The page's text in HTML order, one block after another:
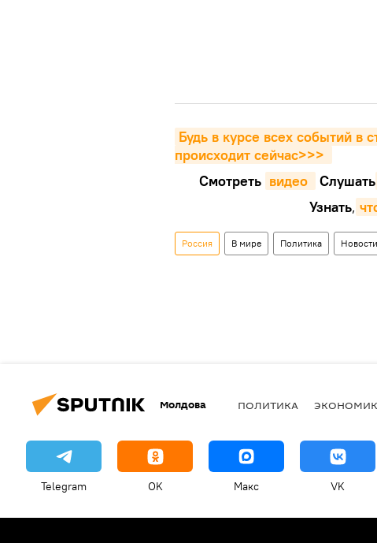
Будь в курсе всех событий в
происходит сейчаc>>>
Смотреть видео Cлушать
Узнать,
Россия В мире Политика Новости
Молдова ПОЛИТИКА
Telegram OK Макс VK